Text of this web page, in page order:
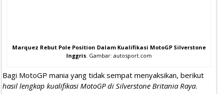
Marquez Rebut Pole Position Dalam Kualifikasi MotoGP Silverstone
Inggris. Gambar: autosport.com
Bagi MotoGP mania yang tidak sempat menyaksikan, berikut
hasil lengkap kualifikasi MotoGP di Silverstone Britania Raya.